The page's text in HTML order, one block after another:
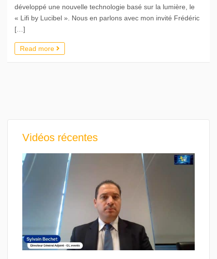
développé une nouvelle technologie basé sur la lumière, le
« Lifi by Lucibel ». Nous en parlons avec mon invité Frédéric
[…]
Read more
Vidéos récentes